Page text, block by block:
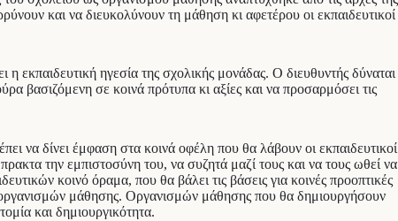
και να διευκολύνουν τη μάθηση κι αφετέρου οι εκπαιδευτικοί
εκπαιδευτική ηγεσία της σχολικής μονάδας. Ο διευθυντής δύναται
βασιζόμενη σε κοινά πρότυπα κι αξίες και να προσαρμόσει τις
να δίνει έμφαση στα κοινά οφέλη που θα λάβουν οι εκπαιδευτικοί
την εμπιστοσύνη του, να συζητά μαζί τους και να τους ωθεί να
κοινό όραμα, που θα βάλει τις βάσεις για κοινές προοπτικές
οργανισμών μάθησης. Οργανισμών μάθησης που θα δημιουργήσουν
και δημιουργικότητα.